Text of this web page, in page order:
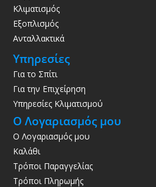
Κλιματισμός
Εξοπλισμός
Ανταλλακτικά
Υπηρεσίες
Για το Σπίτι
Για την Επιχείρηση
Υπηρεσίες Κλιματισμού
Ο Λογαριασμός μου
Ο Λογαριασμός μου
Καλάθι
Τρόποι Παραγγελίας
Τρόποι Πληρωμής